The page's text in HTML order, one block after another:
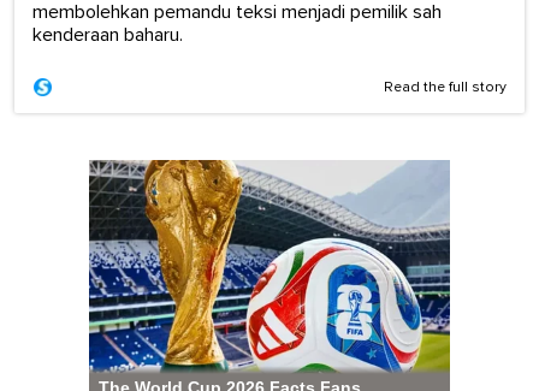
membolehkan pemandu teksi menjadi pemilik sah
kenderaan baharu.
Read the full story